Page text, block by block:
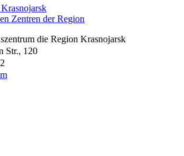
Zentren der Region
die Region Krasnojarsk
Str., 120